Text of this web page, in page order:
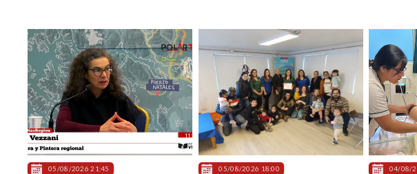
05/08/2026 21:45 05/08/2026 18:00 04/08/